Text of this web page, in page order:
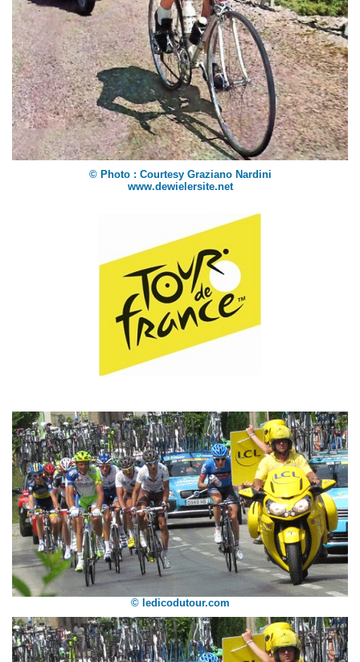
© Photo : Courtesy Graziano Nardini
www.dewielersite.net
© ledicodutour.com